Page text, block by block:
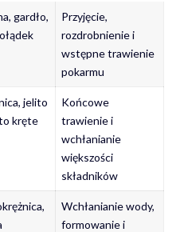
gardło,
Przyjęcie,
rozdrobnienie i
wstępne trawienie
pokarmu
jelito
kręte
Końcowe
trawienie i
wchłanianie
większości
składników
Wchłanianie wody,
formowanie i